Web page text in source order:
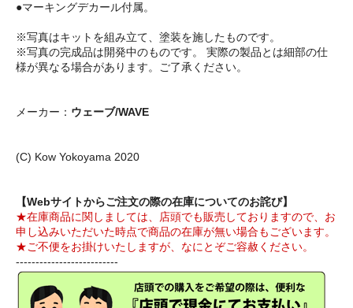
●マーキングデカール付属。
※写真はキットを組み立て、塗装を施したものです。
※写真の完成品は開発中のものです。 実際の製品とは細部の仕
様が異なる場合があります。ご了承ください。
メーカー： ウェーブ/WAVE
(C) Kow Yokoyama 2020
【Webサイトからご注文の際の在庫についてのお詫び】
★在庫商品に関しましては、店頭でも販売しておりますので、お
申し込みいただいた時点で商品の在庫が無い場合もございます。
★ご不便をお掛けいたしますが、なにとぞご容赦ください。
--------------------------